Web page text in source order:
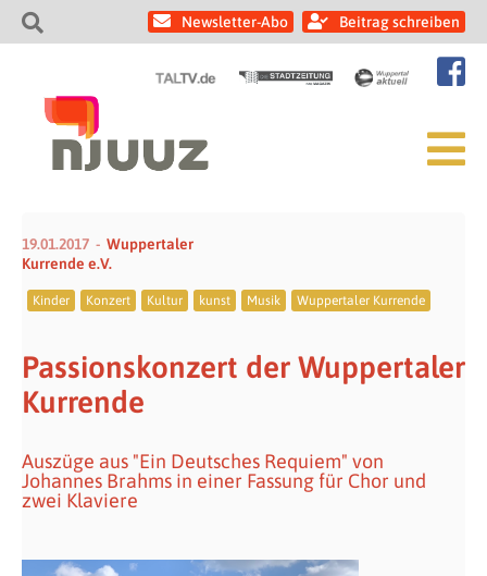
Newsletter-Abo Beitrag schreiben
19.01.2017
Wuppertaler
Kurrende e.V.
Kinder Konzert Kultur kunst Musik Wuppertaler Kurrende
Passionskonzert der Wuppertaler
Kurrende
Auszüge aus "Ein Deutsches Requiem" von
Johannes Brahms in einer Fassung für Chor und
zwei Klaviere